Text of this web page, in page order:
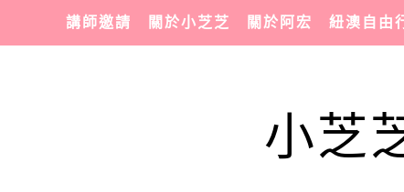
講師邀請 關於小芝芝 關於阿宏 紐澳自由
小芝